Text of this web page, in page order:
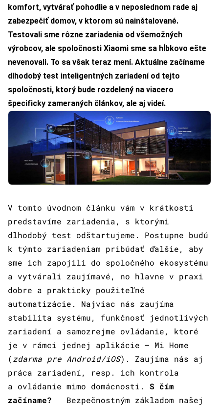
komfort, vytvárať pohodlie a v neposlednom rade aj
zabezpečiť domov, v ktorom sú nainštalované.
Testovali sme rôzne zariadenia od všemožných
výrobcov, ale spoločnosti Xiaomi sme sa hĺbkovo ešte
nevenovali. To sa však teraz mení. Aktuálne začíname
dlhodobý test inteligentných zariadení od tejto
spoločnosti, ktorý bude rozdelený na viacero
špecificky zameraných článkov, ale aj videí.
V tomto úvodnom článku vám v krátkosti
predstavíme zariadenia, s ktorými
dlhodobý test odštartujeme. Postupne budú
k týmto zariadeniam pribúdať ďalšie, aby
sme ich zapojili do spoločného ekosystému
a vytvárali zaujímavé, no hlavne v praxi
dobre a prakticky použiteľné
automatizácie. Najviac nás zaujíma
stabilita systému, funkčnosť jednotlivých
zariadení a samozrejme ovládanie, ktoré
je v rámci jednej aplikácie – Mi Home
(zdarma pre Android/iOS). Zaujíma nás aj
práca zariadení, resp. ich kontrola
a ovládanie mimo domácnosti. S čím
začíname?
Bezpečnostným základom našej